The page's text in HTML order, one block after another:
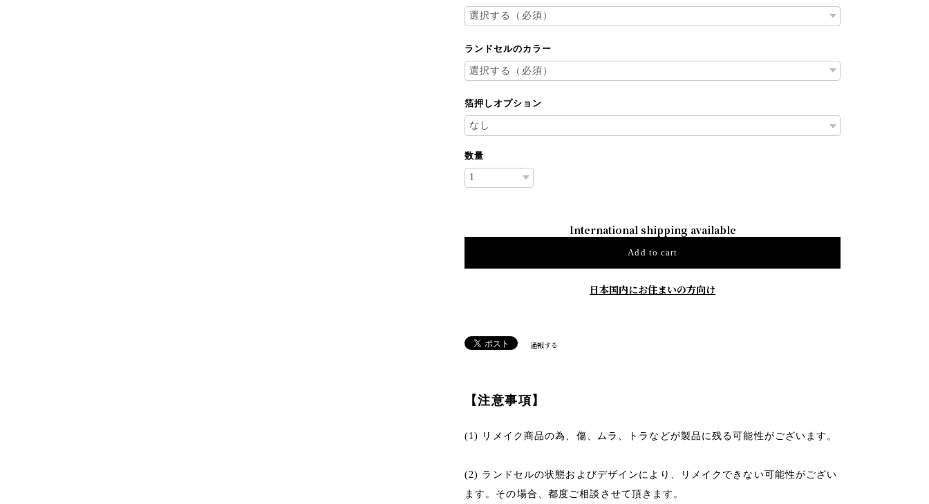
ランドセルのカラー
箔押しオプション
数量
International shipping available
Add to cart
日本国内にお住まいの方向け
通報する
【注意事項】
(1) リメイク商品の為、傷、ムラ、トラなどが製品に残る可能性がございます。
(2) ランドセルの状態およびデザインにより、リメイクできない可能性がござい
ます。その場合、都度ご相談させて頂きます。